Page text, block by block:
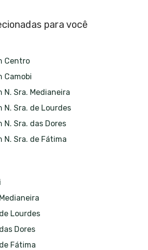
para você
Centro
Camobi
Sra. Medianeira
Sra. de Lourdes
Sra. das Dores
Sra. de Fátima
Lourdes
Dores
Fátima